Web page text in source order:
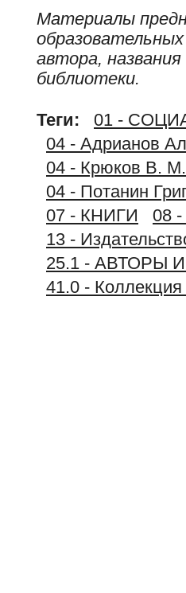
Материалы
автора,
библиотеки.
Теги:
01 -
04 - Адрианов
04 - Крюков В.
04 - Потанин
07 - КНИГИ
08
13 -
25.1 - АВТОРЫ
41.0 -